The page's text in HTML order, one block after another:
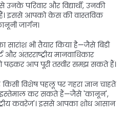
परिवार और विद्यार्थी, उनकी
हैं। इससे आपको केस की वास्तविक
जार्गन।
भी तैयार किया है—जैसे बिडी
और अंतरराष्ट्रीय मानवाधिकार
पढ़कर आप पूरी तस्वीर समझ सकते हैं।
विशेष पहलू पर गहरा ज्ञान चाहते
इस्तेमाल कर सकते हैं—जैसे 'कानून',
कवरेज'। इससे आपका शोध आसान